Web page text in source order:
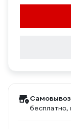
бесплатно,